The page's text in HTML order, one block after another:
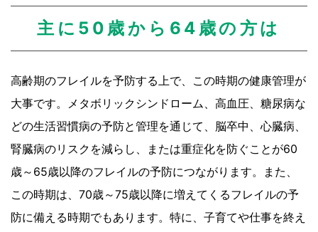
主に50歳から64歳の方は
高齢期のフレイルを予防する上で、この時期の健康管理が
大事です。メタボリックシンドローム、高血圧、糖尿病な
どの生活習慣病の予防と管理を通じて、脳卒中、心臓病、
腎臓病のリスクを減らし、または重症化を防ぐことが60
歳～65歳以降のフレイルの予防につながります。また、
この時期は、70歳～75歳以降に増えてくるフレイルの予
防に備える時期でもあります。特に、子育てや仕事を終え